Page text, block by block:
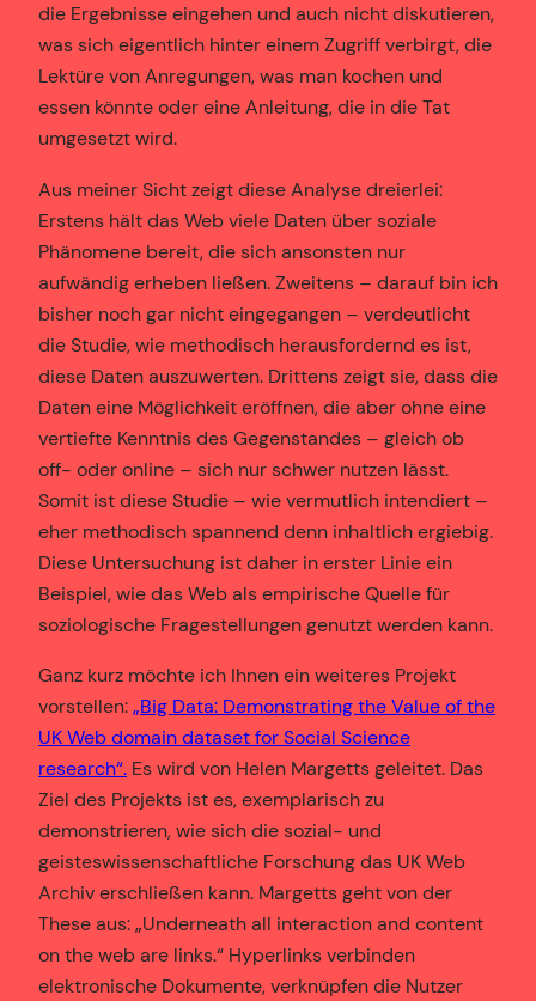
die Ergebnisse eingehen und auch nicht diskutieren,
was sich eigentlich hinter einem Zugriff verbirgt, die
Lektüre von Anregungen, was man kochen und
essen könnte oder eine Anleitung, die in die Tat
umgesetzt wird.
Aus meiner Sicht zeigt diese Analyse dreierlei:
Erstens hält das Web viele Daten über soziale
Phänomene bereit, die sich ansonsten nur
aufwändig erheben ließen. Zweitens – darauf bin ich
bisher noch gar nicht eingegangen – verdeutlicht
die Studie, wie methodisch herausfordernd es ist,
diese Daten auszuwerten. Drittens zeigt sie, dass die
Daten eine Möglichkeit eröffnen, die aber ohne eine
vertiefte Kenntnis des Gegenstandes – gleich ob
off- oder online – sich nur schwer nutzen lässt.
Somit ist diese Studie – wie vermutlich intendiert –
eher methodisch spannend denn inhaltlich ergiebig.
Diese Untersuchung ist daher in erster Linie ein
Beispiel, wie das Web als empirische Quelle für
soziologische Fragestellungen genutzt werden kann.
Ganz kurz möchte ich Ihnen ein weiteres Projekt
vorstellen:„Big Data: Demonstrating the Value of the
UK Web domain dataset for Social Science
research“. Es wird von Helen Margetts geleitet. Das
Ziel des Projekts ist es, exemplarisch zu
demonstrieren, wie sich die sozial- und
geisteswissenschaftliche Forschung das UK Web
Archiv erschließen kann. Margetts geht von der
These aus: „Underneath all interaction and content
on the web are links.“ Hyperlinks verbinden
elektronische Dokumente, verknüpfen die Nutzer